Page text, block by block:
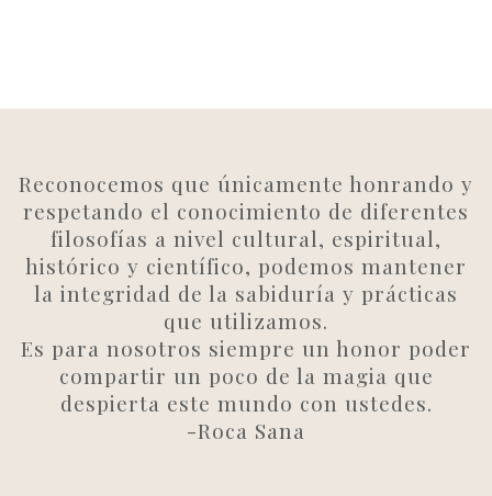
Reconocemos que únicamente honrando y
respetando el conocimiento de diferentes
filosofías a nivel cultural, espiritual,
histórico y científico, podemos mantener
la integridad de la sabiduría y prácticas
que utilizamos.
Es para nosotros siempre un honor poder
compartir un poco de la magia que
despierta este mundo con ustedes.
-Roca Sana